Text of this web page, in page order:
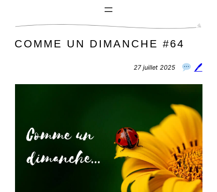
COMME UN DIMANCHE #64
27 juillet 2025 🖊